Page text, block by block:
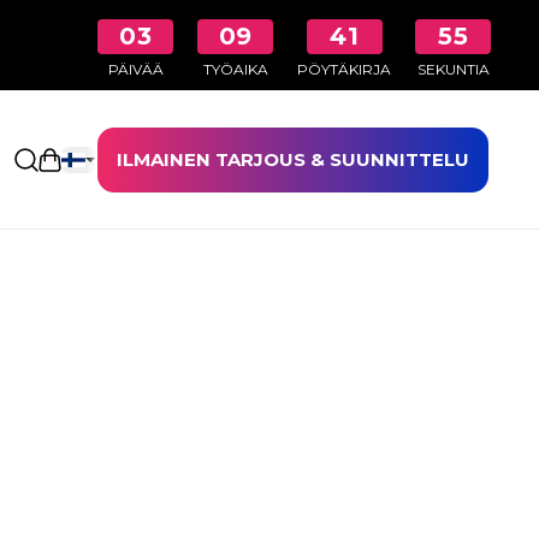
03
PÄIVÄÄ
09
TYÖAIKA
41
PÖYTÄKIRJA
55
SEKUNTIA
Avaa ostoskoriILMAINEN TARJOUS & SUUNNITTELU